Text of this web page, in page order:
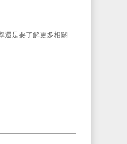
還是要了解更多相關